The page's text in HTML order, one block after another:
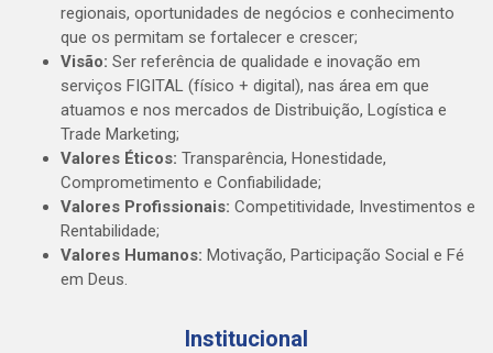
regionais, oportunidades de negócios e conhecimento
que os permitam se fortalecer e crescer;
Visão: Ser referência de qualidade e inovação em
serviços FIGITAL (físico + digital), nas área em que
atuamos e nos mercados de Distribuição, Logística e
Trade Marketing;
Valores Éticos: Transparência, Honestidade,
Comprometimento e Confiabilidade;
Valores Profissionais: Competitividade, Investimentos e
Rentabilidade;
Valores Humanos: Motivação, Participação Social e Fé
em Deus.
Institucional